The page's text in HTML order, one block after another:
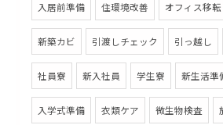
入居前準備 住環境改善 オフィス移転
新築カビ 引渡しチェック 引っ越し
社員寮 新入社員 学生寮 新生活準
入学式準備 衣類ケア 微生物検査